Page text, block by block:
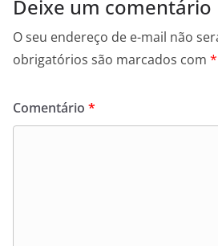
Deixe um comentário
O seu endereço de e-mail não
obrigatórios são marcados com *
Comentário *